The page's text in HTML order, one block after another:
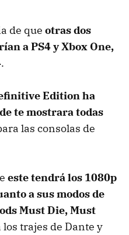
de que otras dos
a PS4 y Xbox One,
.
Edition ha
te mostrara todas
las consolas de
este tendrá los 1080p
a sus modos de
Must Die, Must
los trajes de Dante y